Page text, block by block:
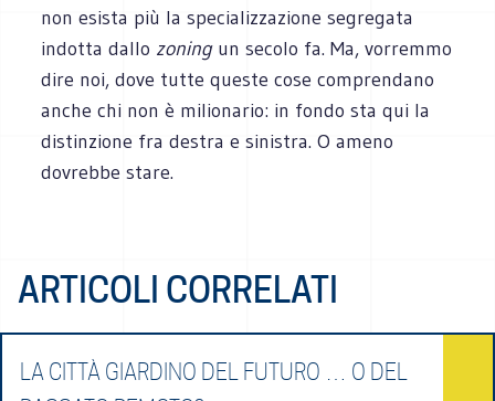
non esista più la specializzazione segregata
indotta dallo zoningun secolo fa. Ma, vorremmo
dire noi, dove tutte queste cose comprendano
anche chi non è milionario: in fondo sta qui la
distinzione fra destra e sinistra. O ameno
dovrebbe stare.
ARTICOLI CORRELATI
LA CITTÀ GIARDINO DEL FUTURO … O DEL